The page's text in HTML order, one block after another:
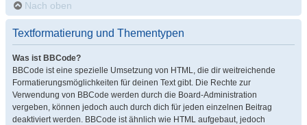
Nach oben
Textformatierung und Thementypen
Was ist BBCode?
BBCode ist eine spezielle Umsetzung von HTML, die dir weitreichende
Formatierungsmöglichkeiten für deinen Text gibt. Die Rechte zur
Verwendung von BBCode werden durch die Board-Administration
vergeben, können jedoch auch durch dich für jeden einzelnen Beitrag
deaktiviert werden. BBCode ist ähnlich wie HTML aufgebaut, jedoch